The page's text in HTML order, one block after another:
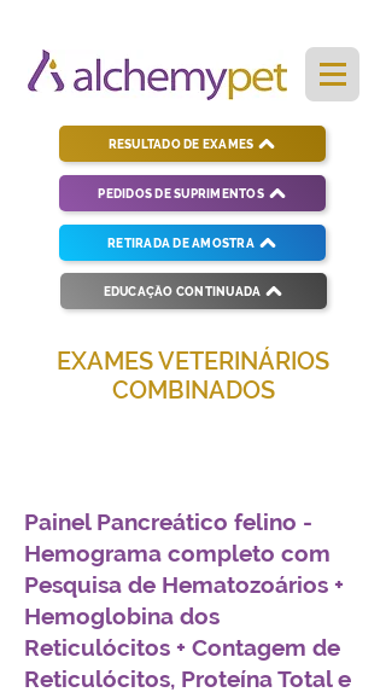
PEDIDOS DE SUPRIMENTOS
RESULTADO DE EXAMES
RETIRADA DE AMOSTRA
EDUCAÇÃO CONTINUADA
EXAMES VETERINÁRIOS
COMBINADOS
Painel Pancreático felino -
Hemograma completo com
Pesquisa de Hematozoários +
Hemoglobina dos
Reticulócitos + Contagem de
Reticulócitos, Proteína Total e